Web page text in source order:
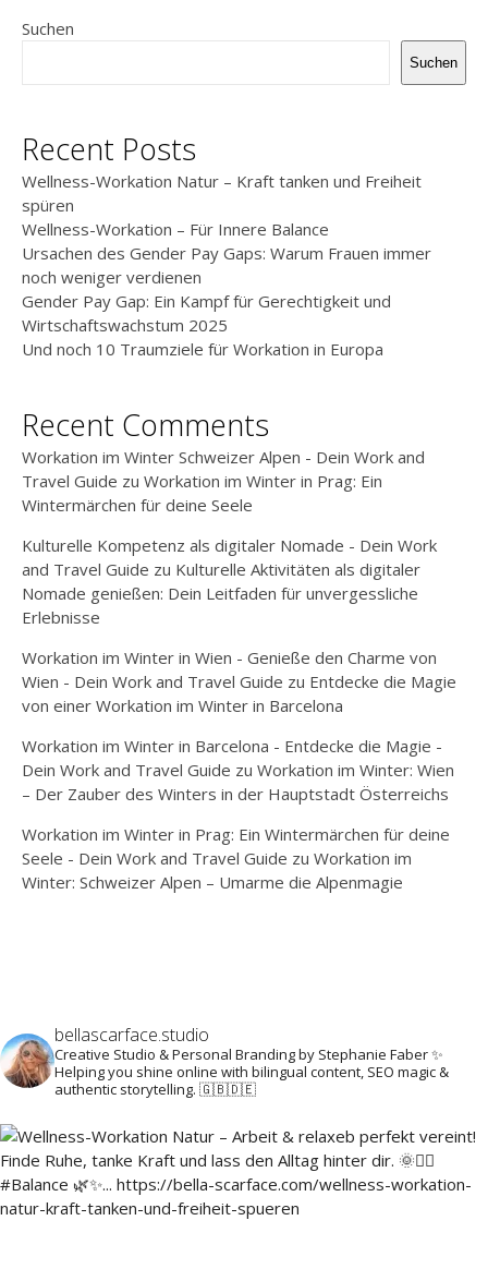
Suchen
Suchen
Recent Posts
Wellness-Workation Natur – Kraft tanken und Freiheit
spüren
Wellness-Workation – Für Innere Balance
Ursachen des Gender Pay Gaps: Warum Frauen immer
noch weniger verdienen
Gender Pay Gap: Ein Kampf für Gerechtigkeit und
Wirtschaftswachstum 2025
Und noch 10 Traumziele für Workation in Europa
Recent Comments
Workation im Winter Schweizer Alpen - Dein Work and
Travel Guide zu Workation im Winter in Prag: Ein
Wintermärchen für deine Seele
Kulturelle Kompetenz als digitaler Nomade - Dein Work
and Travel Guide zu Kulturelle Aktivitäten als digitaler
Nomade genießen: Dein Leitfaden für unvergessliche
Erlebnisse
Workation im Winter in Wien - Genieße den Charme von
Wien - Dein Work and Travel Guide zu Entdecke die Magie
von einer Workation im Winter in Barcelona
Workation im Winter in Barcelona - Entdecke die Magie -
Dein Work and Travel Guide zu Workation im Winter: Wien
– Der Zauber des Winters in der Hauptstadt Österreichs
Workation im Winter in Prag: Ein Wintermärchen für deine
Seele - Dein Work and Travel Guide zu Workation im
Winter: Schweizer Alpen – Umarme die Alpenmagie
bellascarface.studio
Creative Studio & Personal Branding by Stephanie Faber ✨
Helping you shine online with bilingual content, SEO magic &
authentic storytelling. 🇬🇧🇩🇪